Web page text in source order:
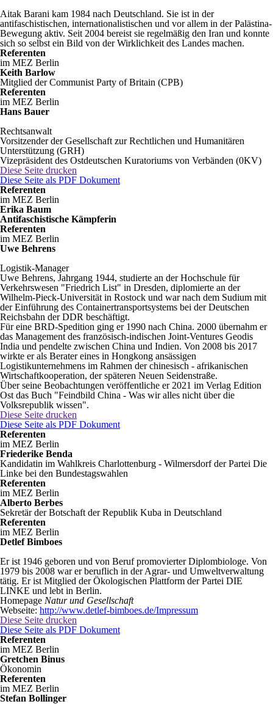
Aitak Barani kam 1984 nach Deutschland. Sie ist in der
antifaschistischen, internationalistischen und vor allem in der Palästina-
Bewegung aktiv. Seit 2004 bereist sie regelmäßig den Iran und konnte
sich so selbst ein Bild von der Wirklichkeit des Landes machen.
Referenten
im MEZ Berlin
Keith Barlow
Mitglied der Communist Party of Britain (CPB)
Referenten
im MEZ Berlin
Hans Bauer
Rechtsanwalt
Vorsitzender der Gesellschaft zur Rechtlichen und Humanitären
Unterstützung (GRH)
Vizepräsident des Ostdeutschen Kuratoriums von Verbänden (0KV)
Diese Seite drucken
Diese Seite als PDF Dokument
Referenten
im MEZ Berlin
Erika Baum
Antifaschistische Kämpferin
Referenten
im MEZ Berlin
Uwe Behrens
Logistik-Manager
Uwe Behrens, Jahrgang 1944, studierte an der Hochschule für
Verkehrswesen "Friedrich List" in Dresden, diplomierte an der
Wilhelm-Pieck-Universität in Rostock und war nach dem Sudium mit
der Einführung des Containertransportsystems bei der Deutschen
Reichsbahn der DDR beschäftigt.
Für eine BRD-Spedition ging er 1990 nach China. 2000 übernahm er
das Management des französisch-indischen Joint-Ventures Geodis
India und pendelte zwischen China und Indien. Von 2008 bis 2017
wirkte er als Berater eines in Hongkong ansässigen
Logistikunternehmens im Rahmen der chinesisch - afrikanischen
Wirtschaftkooperation, der späteren Neuen Seidenstraße.
Über seine Beobachtungen veröffentliche er 2021 im Verlag Edition
Ost das Buch "Feindbild China - Was wir alles nicht über die
Volksrepublik wissen".
Diese Seite drucken
Diese Seite als PDF Dokument
Referenten
im MEZ Berlin
Friederike Benda
Kandidatin im Wahlkreis Charlottenburg - Wilmersdorf der Partei Die
Linke bei den Bundestagswahlen
Referenten
im MEZ Berlin
Alberto Berbes
Sekretär der Botschaft der Republik Kuba in Deutschland
Referenten
im MEZ Berlin
Detlef Bimboes
Er ist 1946 geboren und von Beruf promovierter Diplombiologe. Von
1979 bis 2008 war er beruflich in der Agrar- und Umweltverwaltung
tätig. Er ist Mitglied der Ökologischen Plattform der Partei DIE
LINKE und lebt in Berlin.
Homepage Natur und Gesellschaft
Webseite: http://www.detlef-bimboes.de/Impressum
Diese Seite drucken
Diese Seite als PDF Dokument
Referenten
im MEZ Berlin
Gretchen Binus
Ökonomin
Referenten
im MEZ Berlin
Stefan Bollinger